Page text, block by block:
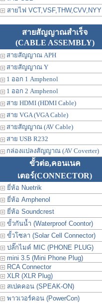
สายไฟ VCT,VSF,THW,CVV,NYY
สายสัญญาณสำเร็จ
(CABLE ASSEMBLY)
สายสัญญาณ APH
สายสัญญาณ Y
1 ออก 1 Amphenol
1 ออก 2 Amphenol
สาย HDMI (HDMI Cable)
สาย VGA (VGA Cable)
สายสัญญาณ (AV Cable)
สาย USB R232
กล่องแปลงสัญญาณ (AV Coverter)
ขั้วต่อ,คอนเนค
เตอร์(CONNECTOR)
ยี่ห้อ Nuetrik
ยี่ห้อ Amphenol
ยี่ห้อ Soundcrest
ขั้วกันน้ำ (Waterproof Coontor)
ขั้วโซลา (Solar Cell Connector)
ปลั๊กไมค์ MIC (PHONE PLUG)
mini 3.5 (Mini Phone Plug)
RCA Connector
XLR (XLR Plug)
สเปคคอน (SPEAK-ON)
พาวเวอร์คอน (PowerCon)